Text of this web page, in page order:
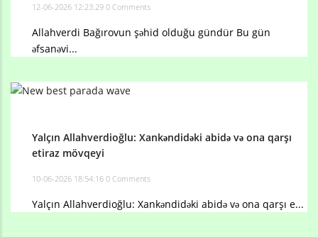
12-06-2026 12:23:29 0 Comments
Allahverdi Bağırovun şəhid olduğu gündür Bu gün
əfsanəvi...
Yalçın Allahverdioğlu: Xankəndidəki abidə və ona qarşı
etiraz mövqeyi
10-06-2026 18:54:16 0 Comments
Yalçın Allahverdioğlu: Xankəndidəki abidə və ona qarşı e...